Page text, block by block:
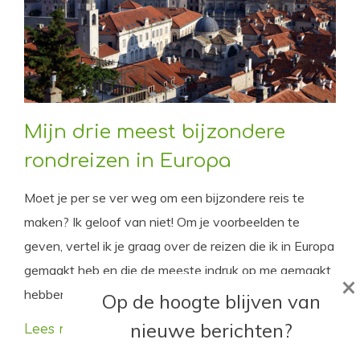
Mijn drie meest bijzondere
rondreizen in Europa
Moet je per se ver weg om een bijzondere reis te
maken? Ik geloof van niet! Om je voorbeelden te
geven, vertel ik je graag over de reizen die ik in Europa
gemaakt heb en die de meeste indruk op me gemaakt
hebben.
Lees meer
Op de hoogte blijven van
nieuwe berichten?
×